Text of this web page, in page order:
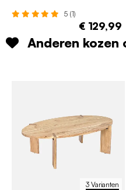
5 (1)
€ 129,99
Anderen kozen
3 Varianten